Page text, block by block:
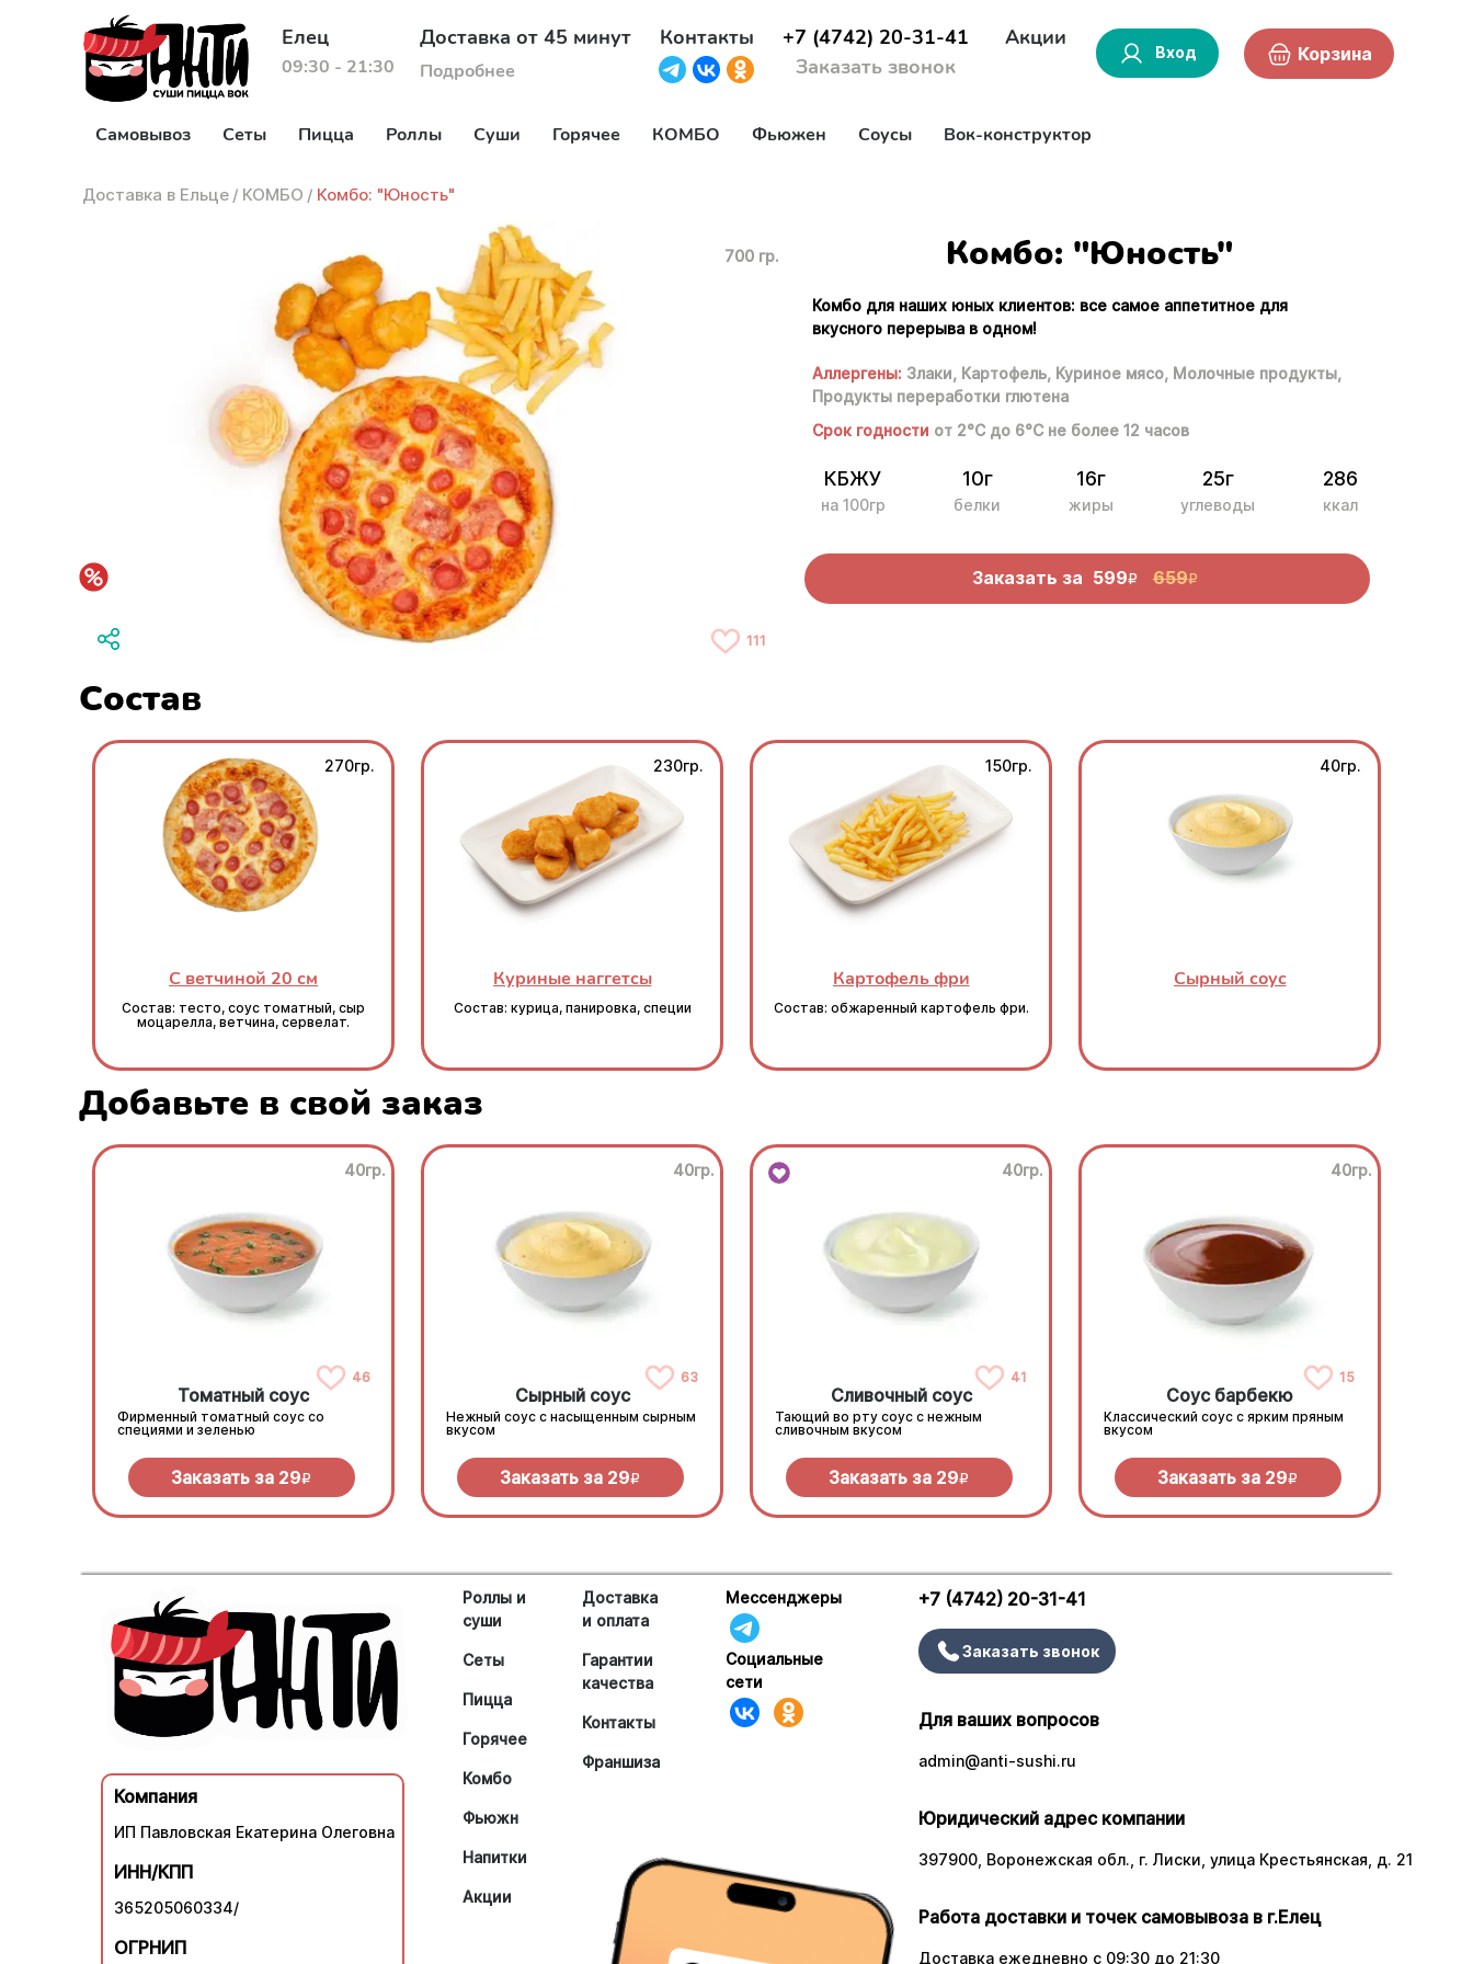
Елец
09:30 - 21:30
Доставка от 45 минут
Подробнее
Контакты
+7 (4742) 20-31-41
Заказать звонок
Акции
Вход Корзина
Самовывоз Сеты Пицца Роллы Суши Горячее КОМБО Фьюжен Соусы Вок-конструктор
Доставка в Ельце / КОМБО / Комбо: "Юность"
700 гр.
111
Комбо: "Юность"
Комбо для наших юных клиентов: все самое аппетитное для
вкусного перерыва в одном!
Аллергены: Злаки, Картофель, Куриное мясо, Молочные продукты,
Продукты переработки глютена
Срок годности от 2°С до 6°С не более 12 часов
КБЖУ
на 100гр
10г
белки
16г
жиры
25г
углеводы
286
ккал
Заказать за 599R 659R
Состав
270гр.
С ветчиной 20 см
Состав: тесто, соус томатный, сыр
моцарелла, ветчина, сервелат.
230гр.
Куриные наггетсы
Состав: курица, панировка, специи
150гр.
Картофель фри
Состав: обжаренный картофель фри.
40гр.
Сырный соус
Добавьте в свой заказ
40гр.
46
Томатный соус
Фирменный томатный соус со
специями и зеленью
Заказать за 29R
40гр.
63
Сырный соус
Нежный соус с насыщенным сырным
вкусом
Заказать за 29R
40гр.
41
Сливочный соус
Тающий во рту соус с нежным
сливочным вкусом
Заказать за 29R
40гр.
15
Соус барбекю
Классический соус с ярким пряным
вкусом
Заказать за 29R
Компания
ИП Павловская Екатерина Олеговна
ИНН/КПП
365205060334/
ОГРНИП
Роллы и
суши
Сеты
Пицца
Горячее
Комбо
Фьюжн
Напитки
Акции
Доставка
и оплата
Гарантии
качества
Контакты
Франшиза
Мессенджеры
Социальные
сети
+7 (4742) 20-31-41
Заказать звонок
Для ваших вопросов
admin@anti-sushi.ru
Юридический адрес компании
397900, Воронежская обл., г. Лиски, улица Крестьянская, д. 21
Работа доставки и точек самовывоза в г.Елец
Доставка ежедневно с 09:30 до 21:30